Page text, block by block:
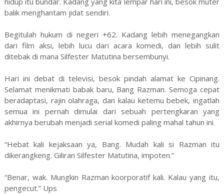
balik menghantam jidat sendiri.
Begitulah hukum di negeri +62. Kadang lebih menegangkan
dari film aksi, lebih lucu dari acara komedi, dan lebih sulit
ditebak di mana Silfester Matutina bersembunyi.
Hari ini debat di televisi, besok pindah alamat ke Cipinang.
Selamat menikmati babak baru, Bang Razman. Semoga cepat
beradaptasi, rajin olahraga, dan kalau ketemu bebek, ingatlah
semua ini pernah dimulai dari sebuah pertengkaran yang
akhirnya berubah menjadi serial komedi paling mahal tahun ini.
“Hebat kali kejaksaan ya, Bang. Mudah kali si Razman itu
dikerangkeng. Giliran Silfester Matutina, impoten.”
“Benar, wak. Mungkin Razman koorporatif kali. Kalau yang itu,
pengecut.” Ups